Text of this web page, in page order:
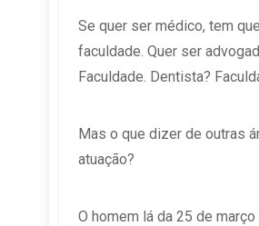
Se quer ser médico, tem
faculdade. Quer ser
Faculdade. Dentista?
Mas o que dizer de outras
atuação?
O homem lá da 25 de